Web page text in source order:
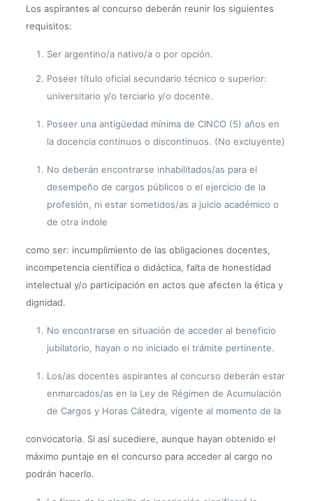
Los aspirantes al concurso deberán reunir los siguientes
requisitos:
Ser argentino/a nativo/a o por opción.
Poseer título oficial secundario técnico o superior:
universitario y/o terciario y/o docente.
Poseer una antigüedad mínima de CINCO (5) años en
la docencia continuos o discontinuos. (No excluyente)
No deberán encontrarse inhabilitados/as para el
desempeño de cargos públicos o el ejercicio de la
profesión, ni estar sometidos/as a juicio académico o
de otra índole
como ser: incumplimiento de las obligaciones docentes,
incompetencia científica o didáctica, falta de honestidad
intelectual y/o participación en actos que afecten la ética y
dignidad.
No encontrarse en situación de acceder al beneficio
jubilatorio, hayan o no iniciado el trámite pertinente.
Los/as docentes aspirantes al concurso deberán estar
enmarcados/as en la Ley de Régimen de Acumulación
de Cargos y Horas Cátedra, vigente al momento de la
convocatoria. Si así sucediere, aunque hayan obtenido el
máximo puntaje en el concurso para acceder al cargo no
podrán hacerlo.